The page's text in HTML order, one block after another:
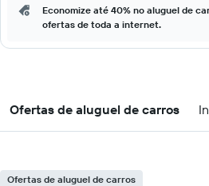
Economize até 40% no aluguel de
ofertas de toda a internet.
Ofertas de aluguel de carros
Ofertas de aluguel de carros